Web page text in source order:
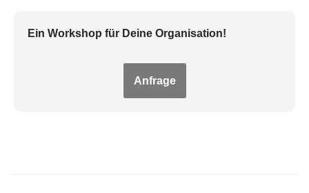
Ein Workshop für Deine Organisation!
Anfrage